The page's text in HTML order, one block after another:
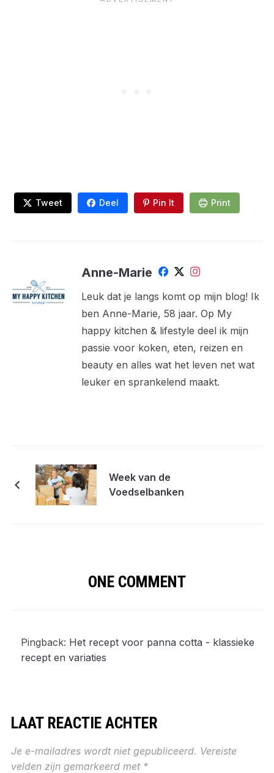
Tweet Deel Pin It Print
Anne-Marie
Leuk dat je langs komt op mijn blog! Ik
ben Anne-Marie, 58 jaar. Op My
happy kitchen & lifestyle deel ik mijn
passie voor koken, eten, reizen en
beauty en alles wat het leven net wat
leuker en sprankelend maakt.
Week van de
Voedselbanken
ONE COMMENT
Pingback: Het recept voor panna cotta - klassieke
recept en variaties
LAAT REACTIE ACHTER
Je e-mailadres wordt niet gepubliceerd. Vereiste
velden zijn gemarkeerd met *